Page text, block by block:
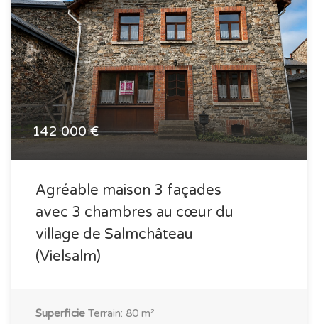
142 000 €
Agréable maison 3 façades
avec 3 chambres au cœur du
village de Salmchâteau
(Vielsalm)
Superficie Terrain: 80 m²